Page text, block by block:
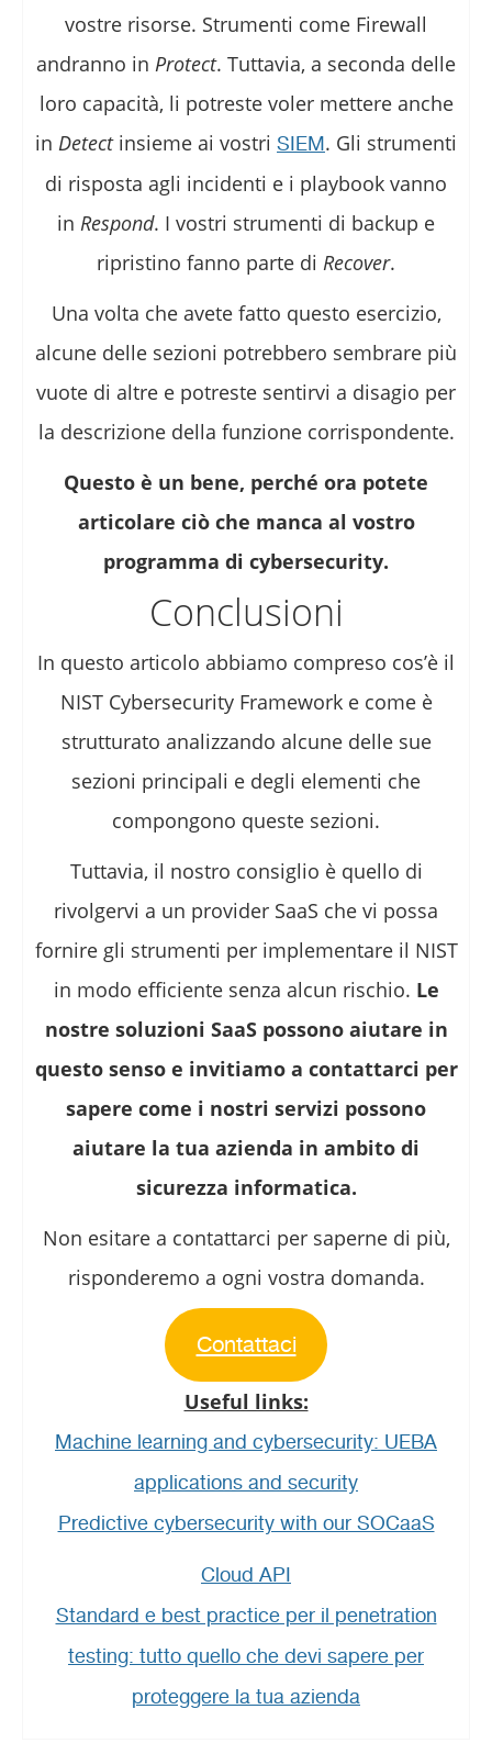
vostre risorse. Strumenti come Firewall
andranno in Protect. Tuttavia, a seconda delle
loro capacità, li potreste voler mettere anche
in Detectinsieme ai vostri SIEM . Gli strumenti
di risposta agli incidenti e i playbook vanno
in Respond. I vostri strumenti di backup e
ripristino fanno parte di Recover.
Una volta che avete fatto questo esercizio,
alcune delle sezioni potrebbero sembrare più
vuote di altre e potreste sentirvi a disagio per
la descrizione della funzione corrispondente.
Questo è un bene, perché ora potete
articolare ciò che manca al vostro
programma di cybersecurity.
Conclusioni
In questo articolo abbiamo compreso cos’è il
NIST Cybersecurity Framework e come è
strutturato analizzando alcune delle sue
sezioni principali e degli elementi che
compongono queste sezioni.
Tuttavia, il nostro consiglio è quello di
rivolgervi a un provider SaaS che vi possa
fornire gli strumenti per implementare il NIST
in modo efficiente senza alcun rischio. Le
nostre soluzioni SaaS possono aiutare in
questo senso e invitiamo a contattarci per
sapere come i nostri servizi possono
aiutare la tua azienda in ambito di
sicurezza informatica.
Non esitare a contattarci per saperne di più,
risponderemo a ogni vostra domanda.
Contattaci
Useful links:
Machine learning and cybersecurity: UEBA
applications and security
Predictive cybersecurity with our SOCaaS
Cloud API
Standard e best practice per il penetration
testing: tutto quello che devi sapere per
proteggere la tua azienda